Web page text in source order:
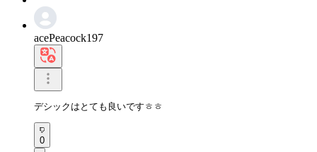
acePeacock197
デシックはとても良いですㅎㅎ
0